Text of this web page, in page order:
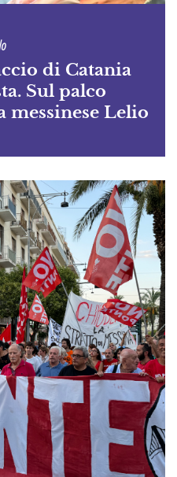
di Catania
Sul palco
messinese Lelio